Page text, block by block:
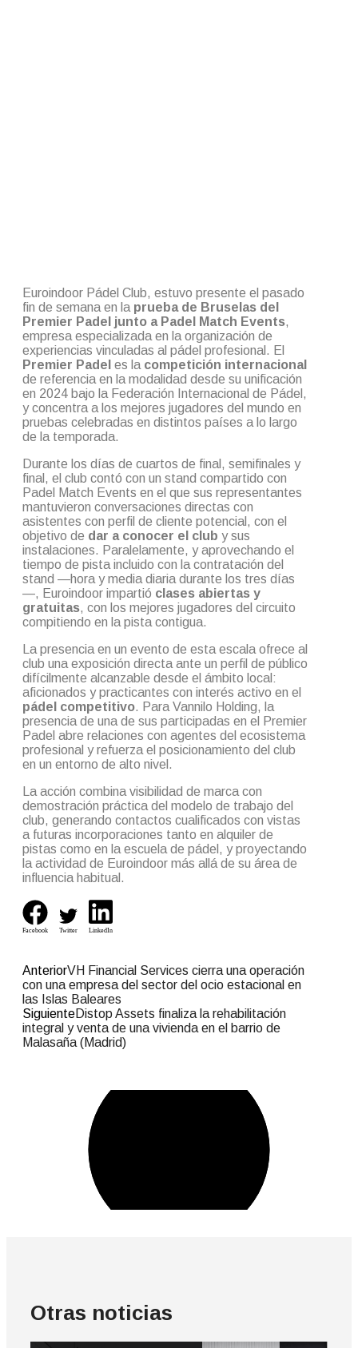
Euroindoor Pádel Club, estuvo presente el pasado
fin de semana en la prueba de Bruselas del
Premier Padel junto a Padel Match Events,
empresa especializada en la organización de
experiencias vinculadas al pádel profesional. El
Premier Padel es la competición internacional
de referencia en la modalidad desde su unificación
en 2024 bajo la Federación Internacional de Pádel,
y concentra a los mejores jugadores del mundo en
pruebas celebradas en distintos países a lo largo
de la temporada.
Durante los días de cuartos de final, semifinales y
final, el club contó con un stand compartido con
Padel Match Events en el que sus representantes
mantuvieron conversaciones directas con
asistentes con perfil de cliente potencial, con el
objetivo de dar a conocer el club y sus
instalaciones. Paralelamente, y aprovechando el
tiempo de pista incluido con la contratación del
stand —hora y media diaria durante los tres días
—, Euroindoor impartió clases abiertas y
gratuitas, con los mejores jugadores del circuito
compitiendo en la pista contigua.
La presencia en un evento de esta escala ofrece al
club una exposición directa ante un perfil de público
difícilmente alcanzable desde el ámbito local:
aficionados y practicantes con interés activo en el
pádel competitivo. Para Vannilo Holding, la
presencia de una de sus participadas en el Premier
Padel abre relaciones con agentes del ecosistema
profesional y refuerza el posicionamiento del club
en un entorno de alto nivel.
La acción combina visibilidad de marca con
demostración práctica del modelo de trabajo del
club, generando contactos cualificados con vistas
a futuras incorporaciones tanto en alquiler de
pistas como en la escuela de pádel, y proyectando
la actividad de Euroindoor más allá de su área de
influencia habitual.
Facebook Twitter LinkedIn
AnteriorVH Financial Services cierra una operación
con una empresa del sector del ocio estacional en
las Islas Baleares
SiguienteDistop Assets finaliza la rehabilitación
integral y venta de una vivienda en el barrio de
Malasaña (Madrid)
Otras noticias